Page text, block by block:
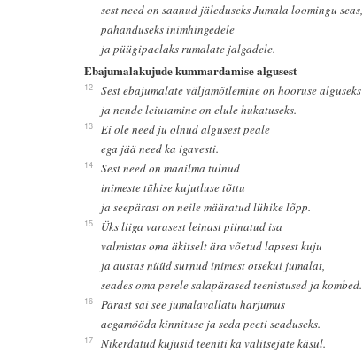
sest need on saanud jäleduseks Jumala loomingu seas,
pahanduseks inimhingedele
ja püügipaelaks rumalate jalgadele.
Ebajumalakujude kummardamise algusest
12
Sest ebajumalate väljamõtlemine on hooruse alguseks
ja nende leiutamine on elule hukatuseks.
13
Ei ole need ju olnud algusest peale
ega jää need ka igavesti.
14
Sest need on maailma tulnud
inimeste tühise kujutluse tõttu
ja seepärast on neile määratud lühike lõpp.
15
Üks liiga varasest leinast piinatud isa
valmistas oma äkitselt ära võetud lapsest kuju
ja austas nüüd surnud inimest otsekui jumalat,
seades oma perele salapärased teenistused ja kombed.
16
Pärast sai see jumalavallatu harjumus
aegamööda kinnituse ja seda peeti seaduseks.
17
Nikerdatud kujusid teeniti ka valitsejate käsul.